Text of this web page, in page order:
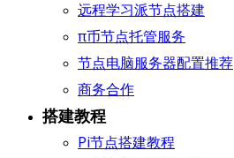
远程学习派节点搭建
π币节点托管服务
节点电脑服务器配置推荐
商务合作
搭建教程
Pi节点搭建教程